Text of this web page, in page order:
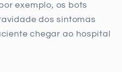
exemplo, os bots
dos sintomas
chegar ao hospital